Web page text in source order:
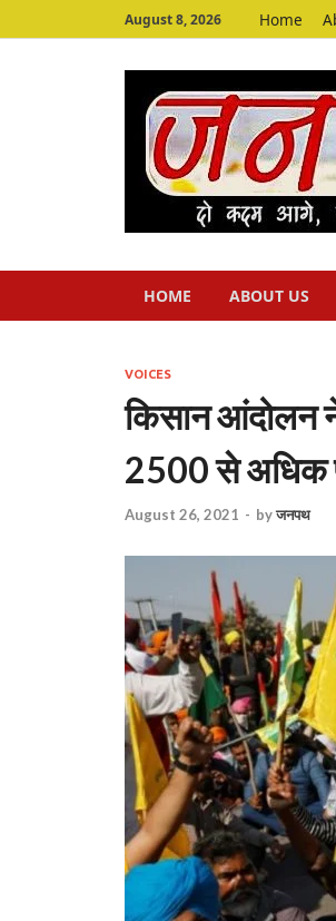
August 8, 2026 Home
HOME ABOUT US
VOICES
किसान आंदोलन
2500 से अधिक
August 26, 2021 - byजनपथ